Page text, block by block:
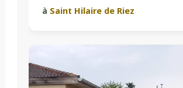
à Saint Hilaire de Riez